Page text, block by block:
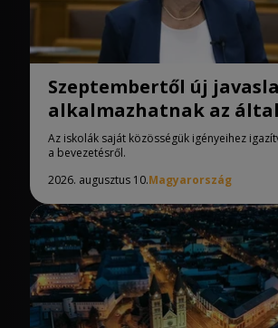
Szeptembertől új
alkalmazhatnak az
iskolák
Az iskolák saját közösségük igényeihez
a bevezetésről.
2026. augusztus 10.Magyarország